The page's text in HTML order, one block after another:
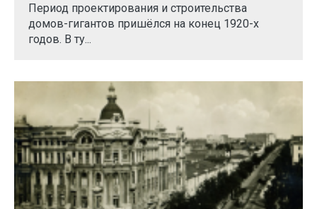
Период проектирования и строительства
домов-гигантов пришёлся на конец 1920-х
годов. В ту...